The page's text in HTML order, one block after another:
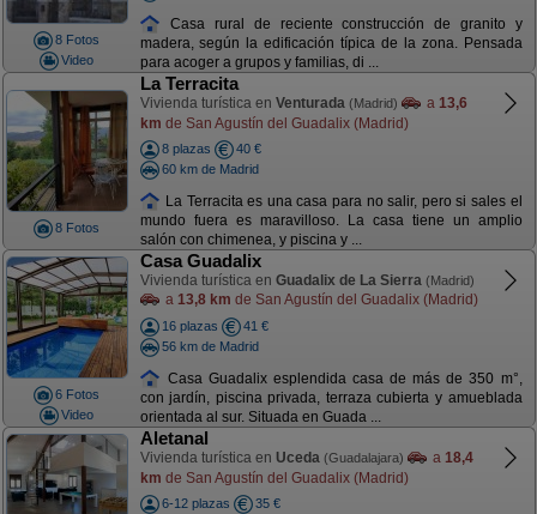
8 Fotos
Video
Casa rural de reciente construcción de granito y
madera, según la edificación típica de la zona. Pensada
para acoger a grupos y familias, di ...
8 Fotos
La Terracita
Vivienda turística en Venturada (Madrid) a 13,6
km de San Agustín del Guadalix (Madrid)
8 plazas
40 €
60 km de Madrid
La Terracita es una casa para no salir, pero si sales el
mundo fuera es maravilloso. La casa tiene un amplio
salón con chimenea, y piscina y ...
6 Fotos
Video
Casa Guadalix
Vivienda turística en Guadalix de La Sierra (Madrid)
a 13,8 km de San Agustín del Guadalix (Madrid)
16 plazas
41 €
56 km de Madrid
Casa Guadalix esplendida casa de más de 350 m°,
con jardín, piscina privada, terraza cubierta y amueblada
orientada al sur. Situada en Guada ...
Aletanal
Vivienda turística en Uceda (Guadalajara) a 18,4
km de San Agustín del Guadalix (Madrid)
6-12 plazas
35 €